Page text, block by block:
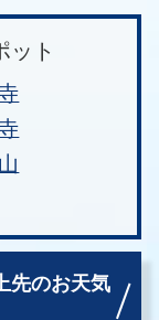
ット
先のお天気